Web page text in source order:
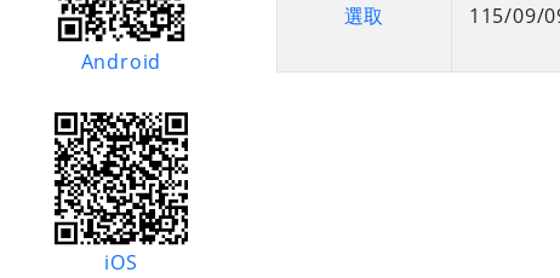
Android
iOS
選取
115/09/